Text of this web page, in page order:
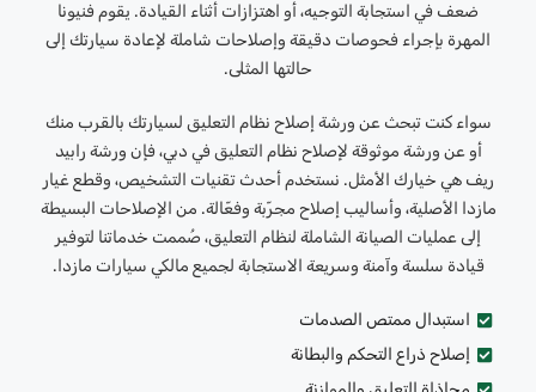
ضعف في استجابة التوجيه، أو اهتزازات أثناء القيادة. يقوم فنيونا
المهرة بإجراء فحوصات دقيقة وإصلاحات شاملة لإعادة سيارتك إلى
حالتها المثلى.
سواء كنت تبحث عن ورشة إصلاح نظام التعليق لسيارتك بالقرب منك
أو عن ورشة موثوقة لإصلاح نظام التعليق في دبي، فإن ورشة رابيد
ريف هي خيارك الأمثل. نستخدم أحدث تقنيات التشخيص، وقطع غيار
مازدا الأصلية، وأساليب إصلاح مجرّبة وفعّالة. من الإصلاحات البسيطة
إلى عمليات الصيانة الشاملة لنظام التعليق، صُممت خدماتنا لتوفير
قيادة سلسة وآمنة وسريعة الاستجابة لجميع مالكي سيارات مازدا.
استبدال ممتص الصدمات
إصلاح ذراع التحكم والبطانة